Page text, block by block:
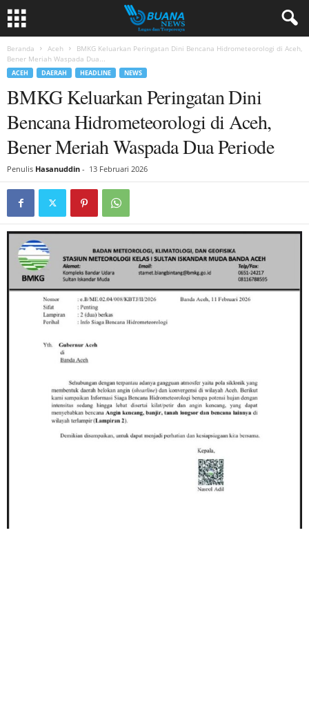
Beranda Aceh
BMKG Keluarkan Peringatan Dini Bencana Hidrometeorologi di Aceh,
Bener Meriah Waspada Dua...
ACEH DAERAH HEADLINE NEWS
BMKG Keluarkan Peringatan Dini
Bencana Hidrometeorologi di Aceh,
Bener Meriah Waspada Dua Periode
Penulis Hasanuddin - 13 Februari 2026